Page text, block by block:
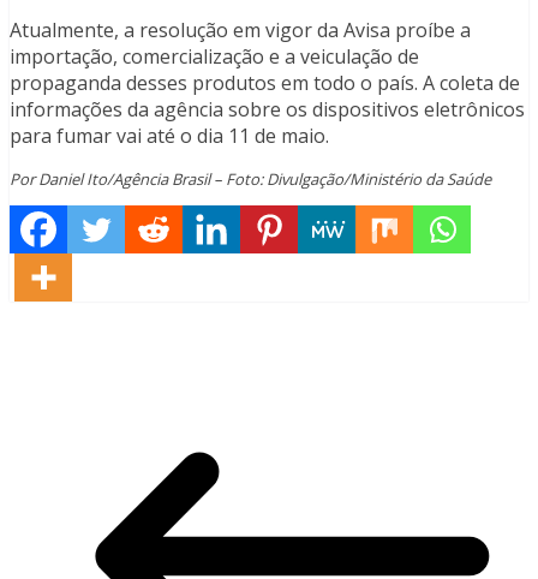
Atualmente, a resolução em vigor da Avisa proíbe a
importação, comercialização e a veiculação de
propaganda desses produtos em todo o país. A coleta de
informações da agência sobre os dispositivos eletrônicos
para fumar vai até o dia 11 de maio.
Por Daniel Ito/Agência Brasil – Foto: Divulgação/Ministério da Saúde